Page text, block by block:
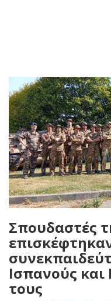
Σπουδαστές
Ισπανούς
τους